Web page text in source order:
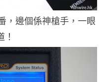
，邊個係神槍手，一眼
！